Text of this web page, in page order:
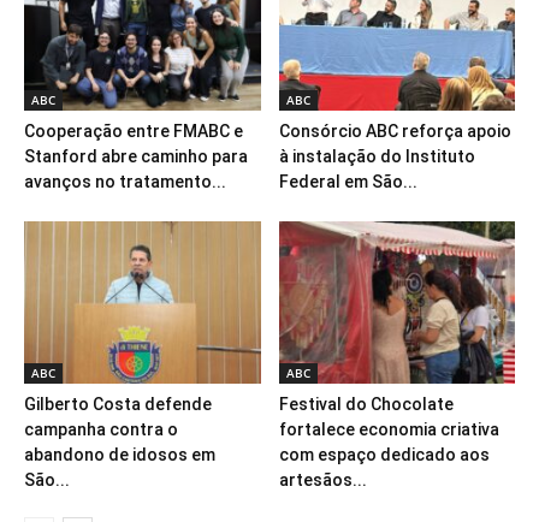
ABC
Cooperação entre FMABC e
Stanford abre caminho para
avanços no tratamento...
ABC
Consórcio ABC reforça apoio
à instalação do Instituto
Federal em São...
ABC
Gilberto Costa defende
campanha contra o
abandono de idosos em
São...
ABC
Festival do Chocolate
fortalece economia criativa
com espaço dedicado aos
artesãos...